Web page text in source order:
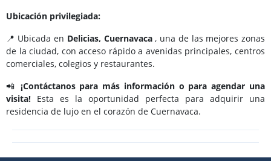
Ubicación privilegiada:
📍 Ubicada en Delicias, Cuernavaca, una de las mejores zonas
de la ciudad, con acceso rápido a avenidas principales, centros
comerciales, colegios y restaurantes.
📲 ¡Contáctanos para más información o para agendar una
visita! Esta es la oportunidad perfecta para adquirir una
residencia de lujo en el corazón de Cuernavaca.